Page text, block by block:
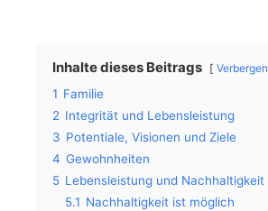
Inhalte dieses Beitrags Verbergen
1 Familie
2 Integrität und Lebensleistung
3 Potentiale, Visionen und Ziele
4 Gewohnheiten
5 Lebensleistung und Nachhaltigkeit
5.1 Nachhaltigkeit ist möglich